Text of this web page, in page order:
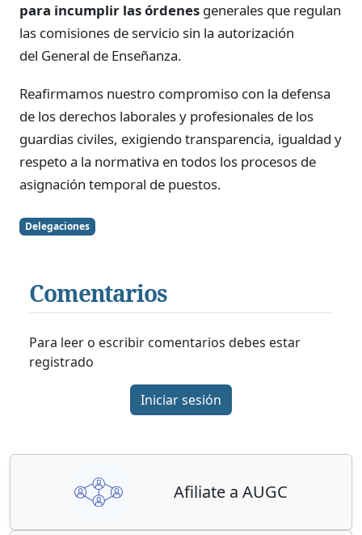
para incumplir las órdenes generales que regulan
las comisiones de servicio sin la autorización
del General de Enseñanza.
Reafirmamos nuestro compromiso con la defensa
de los derechos laborales y profesionales de los
guardias civiles, exigiendo transparencia, igualdad y
respeto a la normativa en todos los procesos de
asignación temporal de puestos.
Delegaciones
Comentarios
Para leer o escribir comentarios debes estar
registrado
Iniciar sesión
Afiliate a AUGC